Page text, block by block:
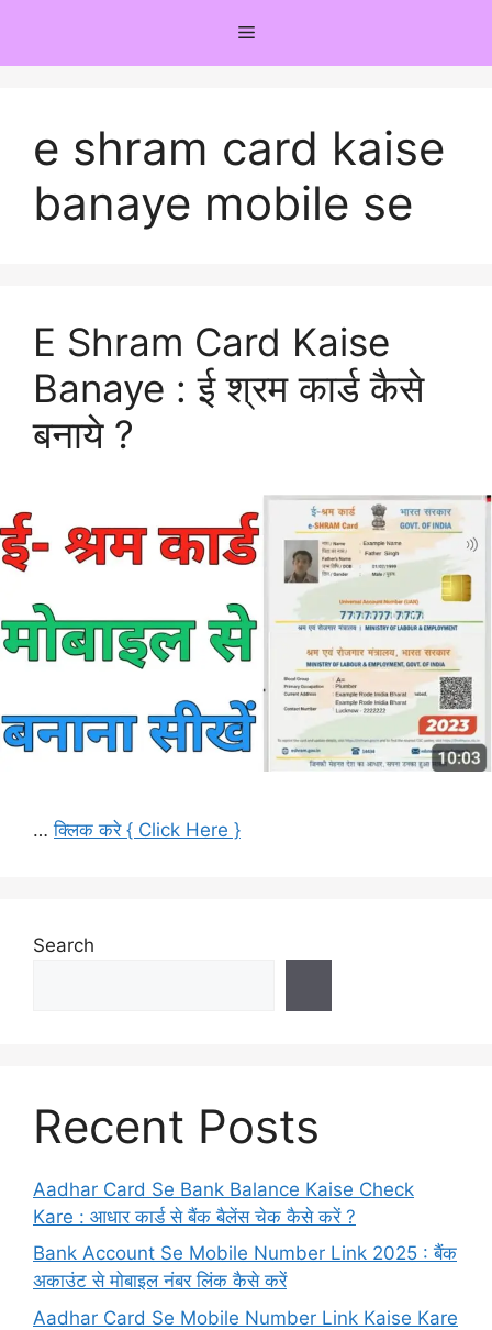
content
Menu
e shram card kaise
banaye mobile se
E Shram Card Kaise
Banaye : ई श्रम कार्ड कैसे
बनाये ?
…क्लिक करे { Click Here }
Search
Recent Posts
Aadhar Card Se Bank Balance Kaise Check
Kare : आधार कार्ड से बैंक बैलेंस चेक कैसे करें ?
Bank Account Se Mobile Number Link 2025 : बैंक
अकाउंट से मोबाइल नंबर लिंक कैसे करें
Aadhar Card Se Mobile Number Link Kaise Kare